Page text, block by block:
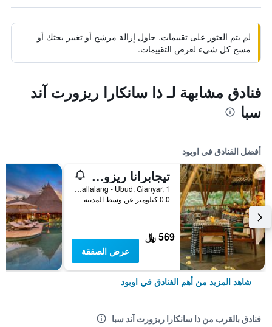
لم يتم العثور على تقييمات. حاول إزالة مرشح أو تغيير بحثك أو
مسح كل شيء لعرض التقييمات.
فنادق مشابهة لـ ذا سانكارا ريزورت آند
سبا
أفضل الفنادق في اوبود
تيجابرانا ريزورت آند سبا
Banjar Sapat, Tegallalang - Ubud, Gianyar, 1, اوبود, إندونيسيا
0.0 كيلومتر عن وسط المدينة
569 ﷼
عرض الصفقة
شاهد المزيد من أهم الفنادق في اوبود
فنادق بالقرب من ذا سانكارا ريزورت آند سبا